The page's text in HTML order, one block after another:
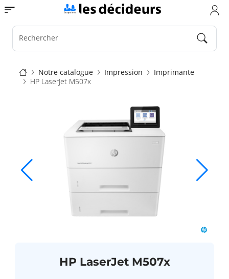
Aller
au
contenu
principal
Toggle navigation
Rechercher
Fil
d'Ariane
Notre catalogue Impression
Imprimante
HP LaserJet M507x
HP LaserJet M507x